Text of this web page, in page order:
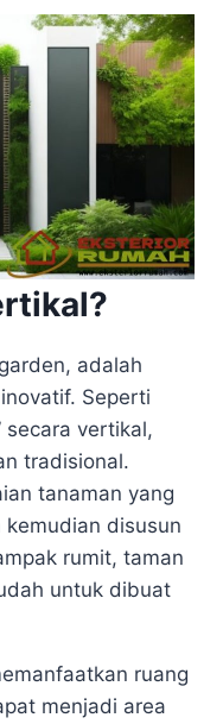
adalah
Seperti
secara vertikal,
tradisional.
tanaman yang
disusun
rumit, taman
untuk dibuat
ruang
menjadi area